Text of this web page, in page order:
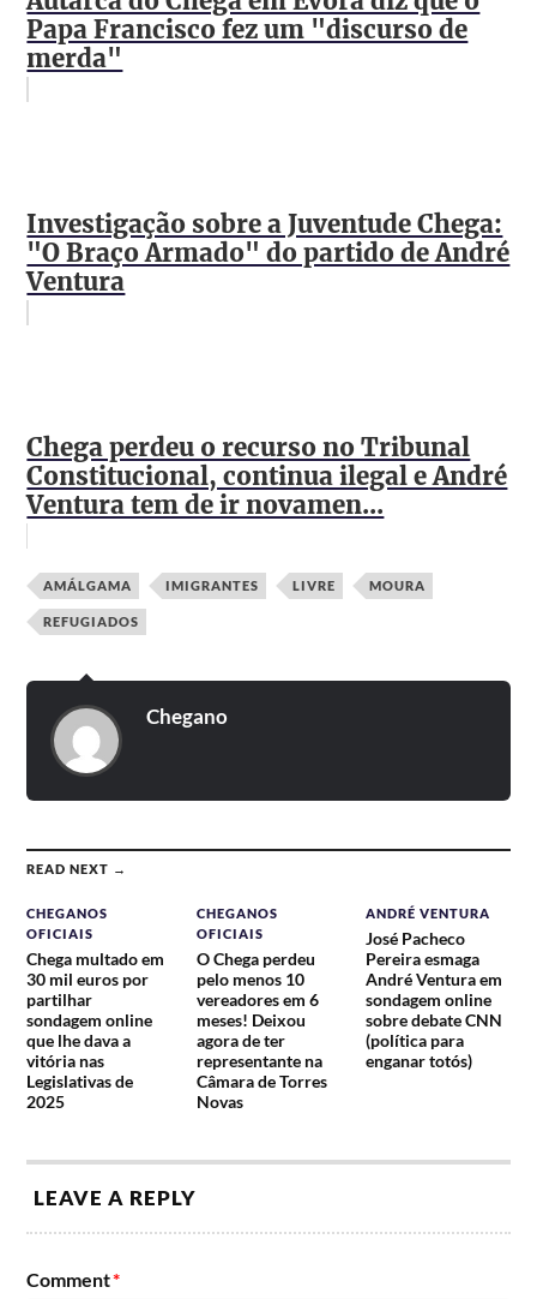
Papa Francisco fez um "discurso de
merda"
Investigação sobre a Juventude Chega:
"O Braço Armado" do partido de André
Ventura
Chega perdeu o recurso no Tribunal
Constitucional, continua ilegal e André
Ventura tem de ir novamen...
AMÁLGAMA IMIGRANTES LIVRE MOURA
REFUGIADOS
Chegano
READ NEXT →
CHEGANOS
OFICIAIS
Chega multado em
30 mil euros por
partilhar
sondagem online
que lhe dava a
vitória nas
Legislativas de
2025
CHEGANOS
OFICIAIS
O Chega perdeu
pelo menos 10
vereadores em 6
meses! Deixou
agora de ter
representante na
Câmara de Torres
Novas
ANDRÉ VENTURA
José Pacheco
Pereira esmaga
André Ventura em
sondagem online
sobre debate CNN
(política para
enganar totós)
LEAVE A REPLY
Comment*